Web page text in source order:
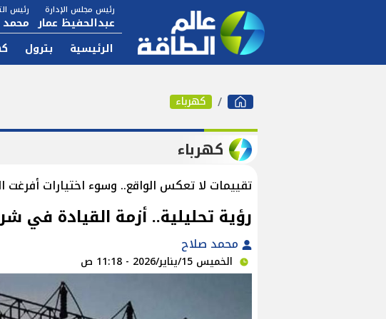
رئيس مجلس الإدارة
عبدالحفيظ عمار
رئيس
محمد
الرئيسية بترول
كهرباء
كهرباء
تقييمات لا تعكس الواقع.. وسوء اختيارات أفرغت
رؤية تحليلية.. أزمة القيادة في
محمد صلاح
الخميس 15/يناير/2026 - 11:18 ص